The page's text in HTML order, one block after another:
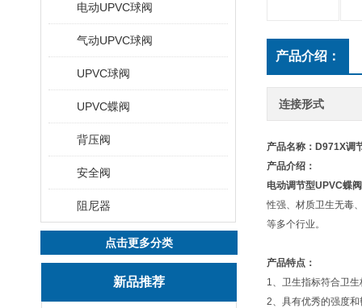
电动UPVC球阀
气动UPVC球阀
UPVC球阀
UPVC蝶阀
背压阀
安全阀
阻尼器
点击更多分类
新品推荐
产品介绍：
连接形式
产品名称：D971X调
产品介绍：
电动调节型UPVC蝶阀
性强、材质卫生无毒
等多个行业。
产品特点：
1、卫生指标符合卫
2、具有优秀的强度